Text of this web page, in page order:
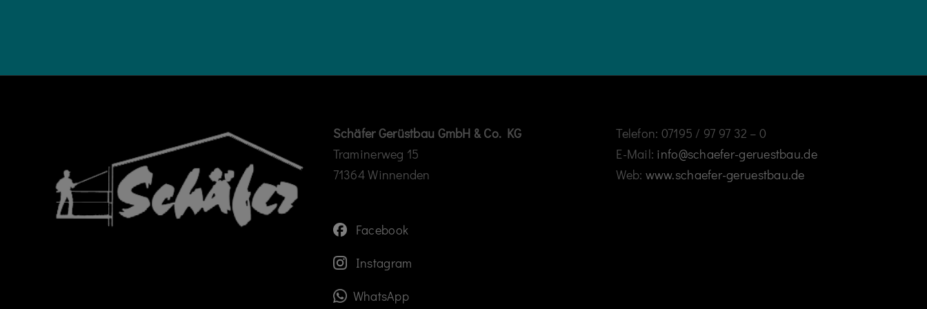
Schäfer Gerüstbau GmbH & Co. KG
Traminerweg 15
71364 Winnenden
Facebook
Instagram
WhatsApp
Telefon: 07195 / 97 97 32 – 0
E-Mail: info@schaefer-geruestbau.de
Web: www.schaefer-geruestbau.de